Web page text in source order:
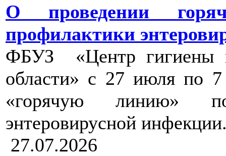
О проведении
профилактики
ФБУЗ «Центр гигиены
области» с 27 июля по 7
«горячую линию»
энтеровирусной
27.07.2026